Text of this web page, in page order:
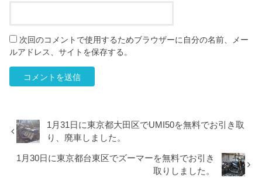
次回のコメントで使用するためブラウザーに自分の名前、メー
ルアドレス、サイトを保存する。
1月31日に東京都大田区でUMI50を無料でお引き取
り、廃車しました。
1月30日に東京都台東区でズーマーを無料でお引き
取りしました。